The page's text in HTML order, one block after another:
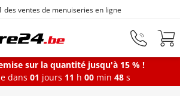
au contenu principal
ligne
sur la quantité jusqu'à 15 % !
dans 01 jours 11 h 00 min 47 s